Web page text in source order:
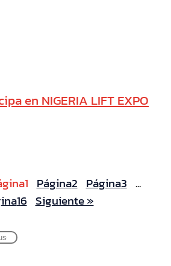
en NIGERIA LIFT EXPO
1 Página2 Página3 ...
16 Siguiente »